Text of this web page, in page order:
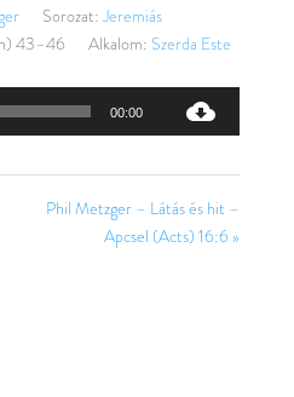
Sorozat:Jeremiás
43–46 Alkalom: Szerda Este
Audió
00:00
Phil Metzger – Látás és hit –
Apcsel (Acts) 16:6 »